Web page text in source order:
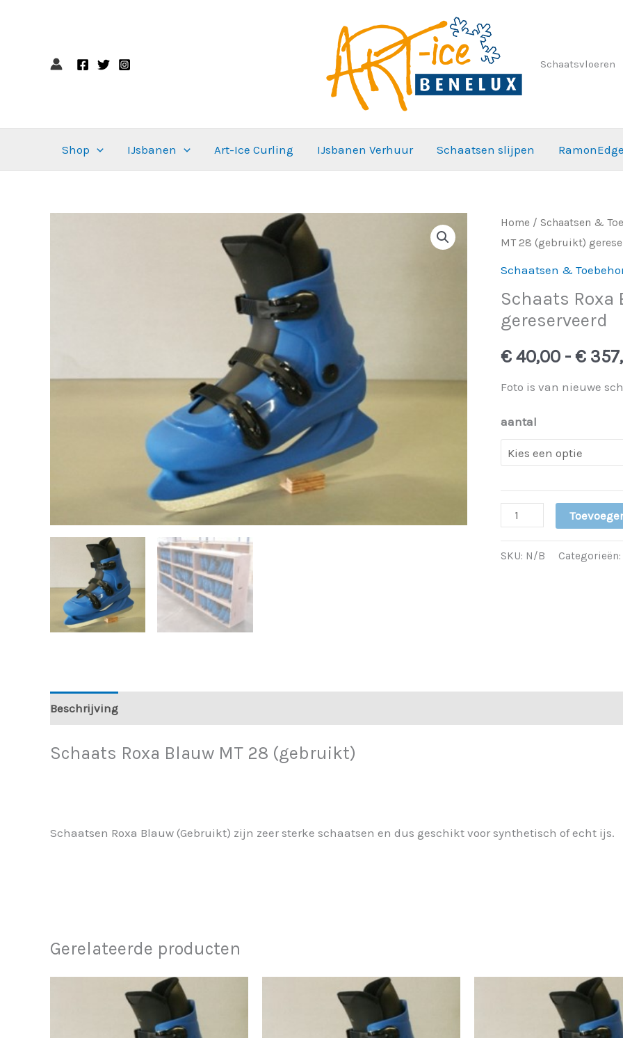
Schaatsvloeren
Shop IJsbanen Art-Ice Curling IJsbanen Verhuur Schaatsen slijpen RamonEdge
Home / Schaatsen &
MT 28 (gebruikt)
Schaatsen &
Schaats
gereserveerd
€ 40,00 - €
Foto is van nieuwe
aantal
Schaats
Roxa
Blauw
28
(gebruikt)
gereserveerd
SKU: N/B Categorieën:
Beschrijving
Schaats Roxa Blauw MT 28 (gebruikt)
Schaatsen Roxa Blauw (Gebruikt) zijn zeer sterke schaatsen en dus geschikt voor synthetisch of echt ijs.
Gerelateerde producten
Prijsklasse:
€ 40,00
€ 470,00
product
heeft
Prijsklasse:
€ 40,00
€ 1.000,00
product
heeft
Prijsklasse:
€ 40,00
€ 262,00